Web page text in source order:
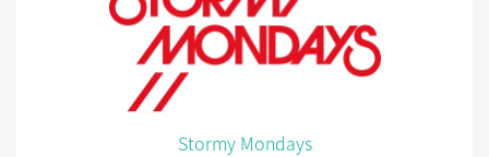
Stormy Mondays